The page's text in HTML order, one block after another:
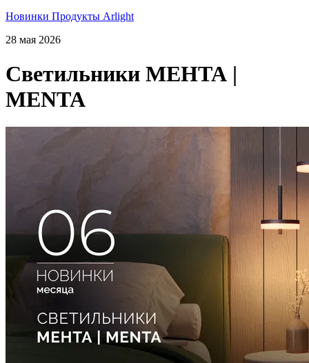
Новинки Продукты Arlight
28 мая 2026
Светильники МЕНТА |
MENTA